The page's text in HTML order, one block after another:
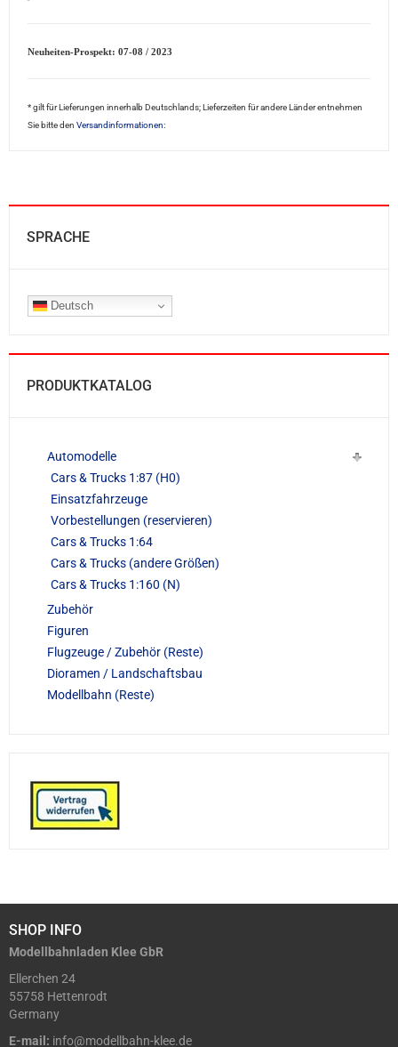
Neuheiten-Prospekt: 07-08 / 2023
* gilt für Lieferungen innerhalb Deutschlands; Lieferzeiten für andere Länder entnehmen
Sie bitte den Versandinformationen:
SPRACHE
Deutsch
PRODUKTKATALOG
Automodelle
Cars & Trucks 1:87 (H0)
Einsatzfahrzeuge
Vorbestellungen (reservieren)
Cars & Trucks 1:64
Cars & Trucks (andere Größen)
Cars & Trucks 1:160 (N)
Zubehör
Figuren
Flugzeuge / Zubehör (Reste)
Dioramen / Landschaftsbau
Modellbahn (Reste)
SHOP INFO
Modellbahnladen Klee GbR
Ellerchen 24
55758 Hettenrodt
Germany
E-mail: info@modellbahn-klee.de